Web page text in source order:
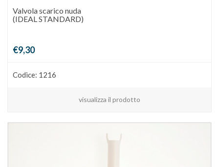
Valvola scarico nuda
(IDEAL STANDARD)
€9,30
Codice: 1216
visualizza il prodotto